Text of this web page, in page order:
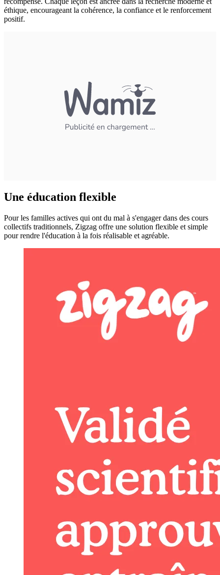
éthique, encourageant la cohérence, la confiance et le renforcement
positif.
Une éducation flexible
Pour les familles actives qui ont du mal à s'engager dans des cours
collectifs traditionnels, Zigzag offre une solution flexible et simple
pour rendre l'éducation à la fois réalisable et agréable.